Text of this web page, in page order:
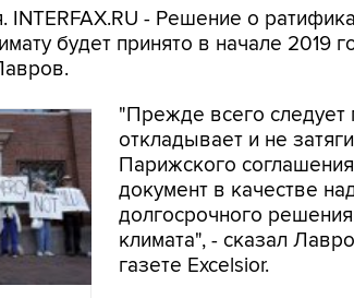
INTERFAX.RU - Решение о
будет принято в начале 2019
"Прежде всего следует
откладывает и не
Парижского
документ в качестве
долгосрочного
климата", - сказал
газете Excelsior.